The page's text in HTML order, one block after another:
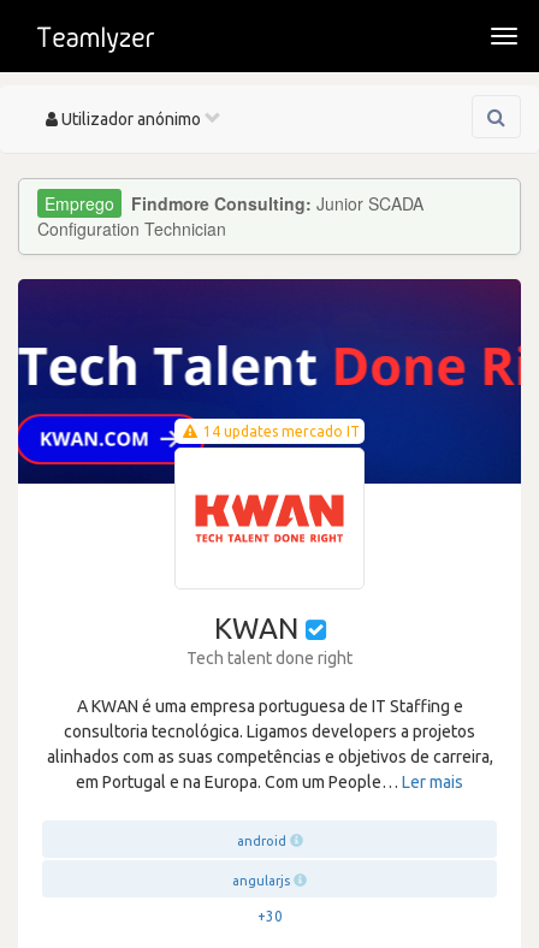
Toggle
Utilizador anónimo
Findmore Consulting: Junior SCADA
Configuration Technician
14 updates mercado IT
KWAN
Tech talent done right
A KWAN é uma empresa portuguesa de IT Staffing e
consultoria tecnológica. Ligamos developers a projetos
alinhados com as suas competências e objetivos de carreira,
em Portugal e na Europa. Com um People… Ler mais
android
angularjs
+30